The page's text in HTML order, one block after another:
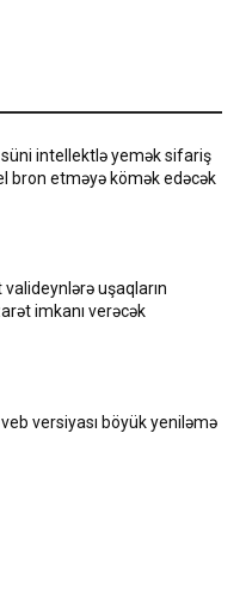
intellektlə yemək sifariş
bron etməyə kömək edəcək
valideynlərə uşaqların
imkanı verəcək
versiyası böyük yeniləmə